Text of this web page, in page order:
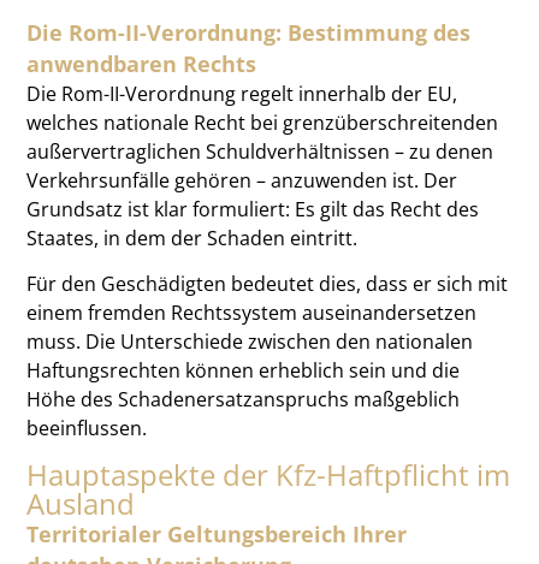
Die Rom-II-Verordnung: Bestimmung des
anwendbaren Rechts
Die Rom-II-Verordnung regelt innerhalb der EU,
welches nationale Recht bei grenzüberschreitenden
außervertraglichen Schuldverhältnissen – zu denen
Verkehrsunfälle gehören – anzuwenden ist. Der
Grundsatz ist klar formuliert: Es gilt das Recht des
Staates, in dem der Schaden eintritt.
Für den Geschädigten bedeutet dies, dass er sich mit
einem fremden Rechtssystem auseinandersetzen
muss. Die Unterschiede zwischen den nationalen
Haftungsrechten können erheblich sein und die
Höhe des Schadenersatzanspruchs maßgeblich
beeinflussen.
Hauptaspekte der Kfz-Haftpflicht im
Ausland
Territorialer Geltungsbereich Ihrer